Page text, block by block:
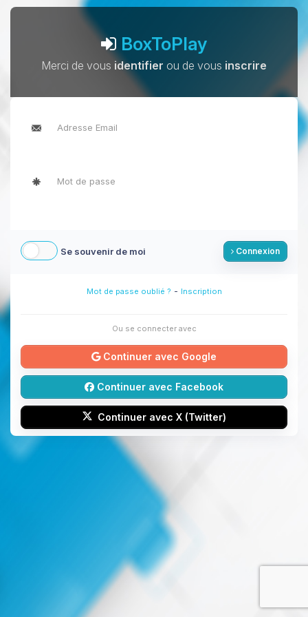
BoxToPlay
Merci de vous identifier ou de vous inscrire
Se souvenir de moi Connexion
Mot de passe oublié ? - Inscription
Ou se connecter avec
Continuer avec Google
Continuer avec Facebook
Continuer avec X (Twitter)